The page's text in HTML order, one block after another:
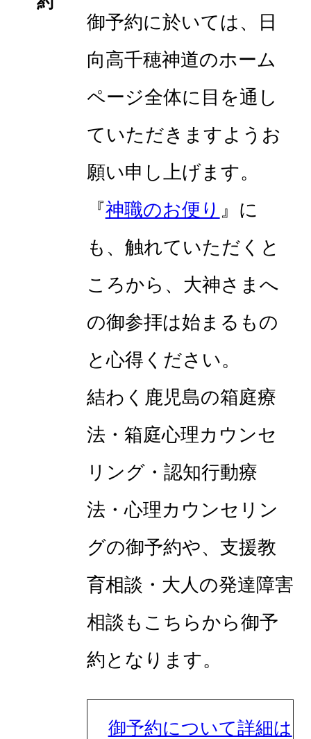
御予約に於いては、日
向高千穂神道のホーム
ページ全体に目を通し
ていただきますようお
願い申し上げます。
『神職のお便り 』に
も、触れていただくと
ころから、大神さまへ
の御参拝は始まるもの
と心得ください。
結わく鹿児島の箱庭療
法・箱庭心理カウンセ
リング・認知行動療
法・心理カウンセリン
グの御予約や、支援教
育相談・大人の発達障害
相談もこちらから御予
約となります。
御予約について詳細は